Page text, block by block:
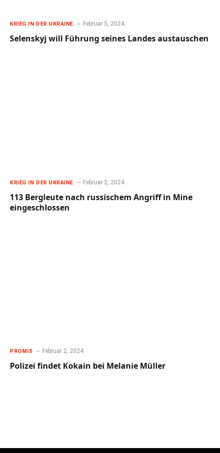
KRIEG IN DER UKRAINE Februar 5, 2024
Selenskyj will Führung seines Landes austauschen
KRIEG IN DER UKRAINE Februar 2, 2024
113 Bergleute nach russischem Angriff in Mine
eingeschlossen
PROMIS Februar 2, 2024
Polizei findet Kokain bei Melanie Müller